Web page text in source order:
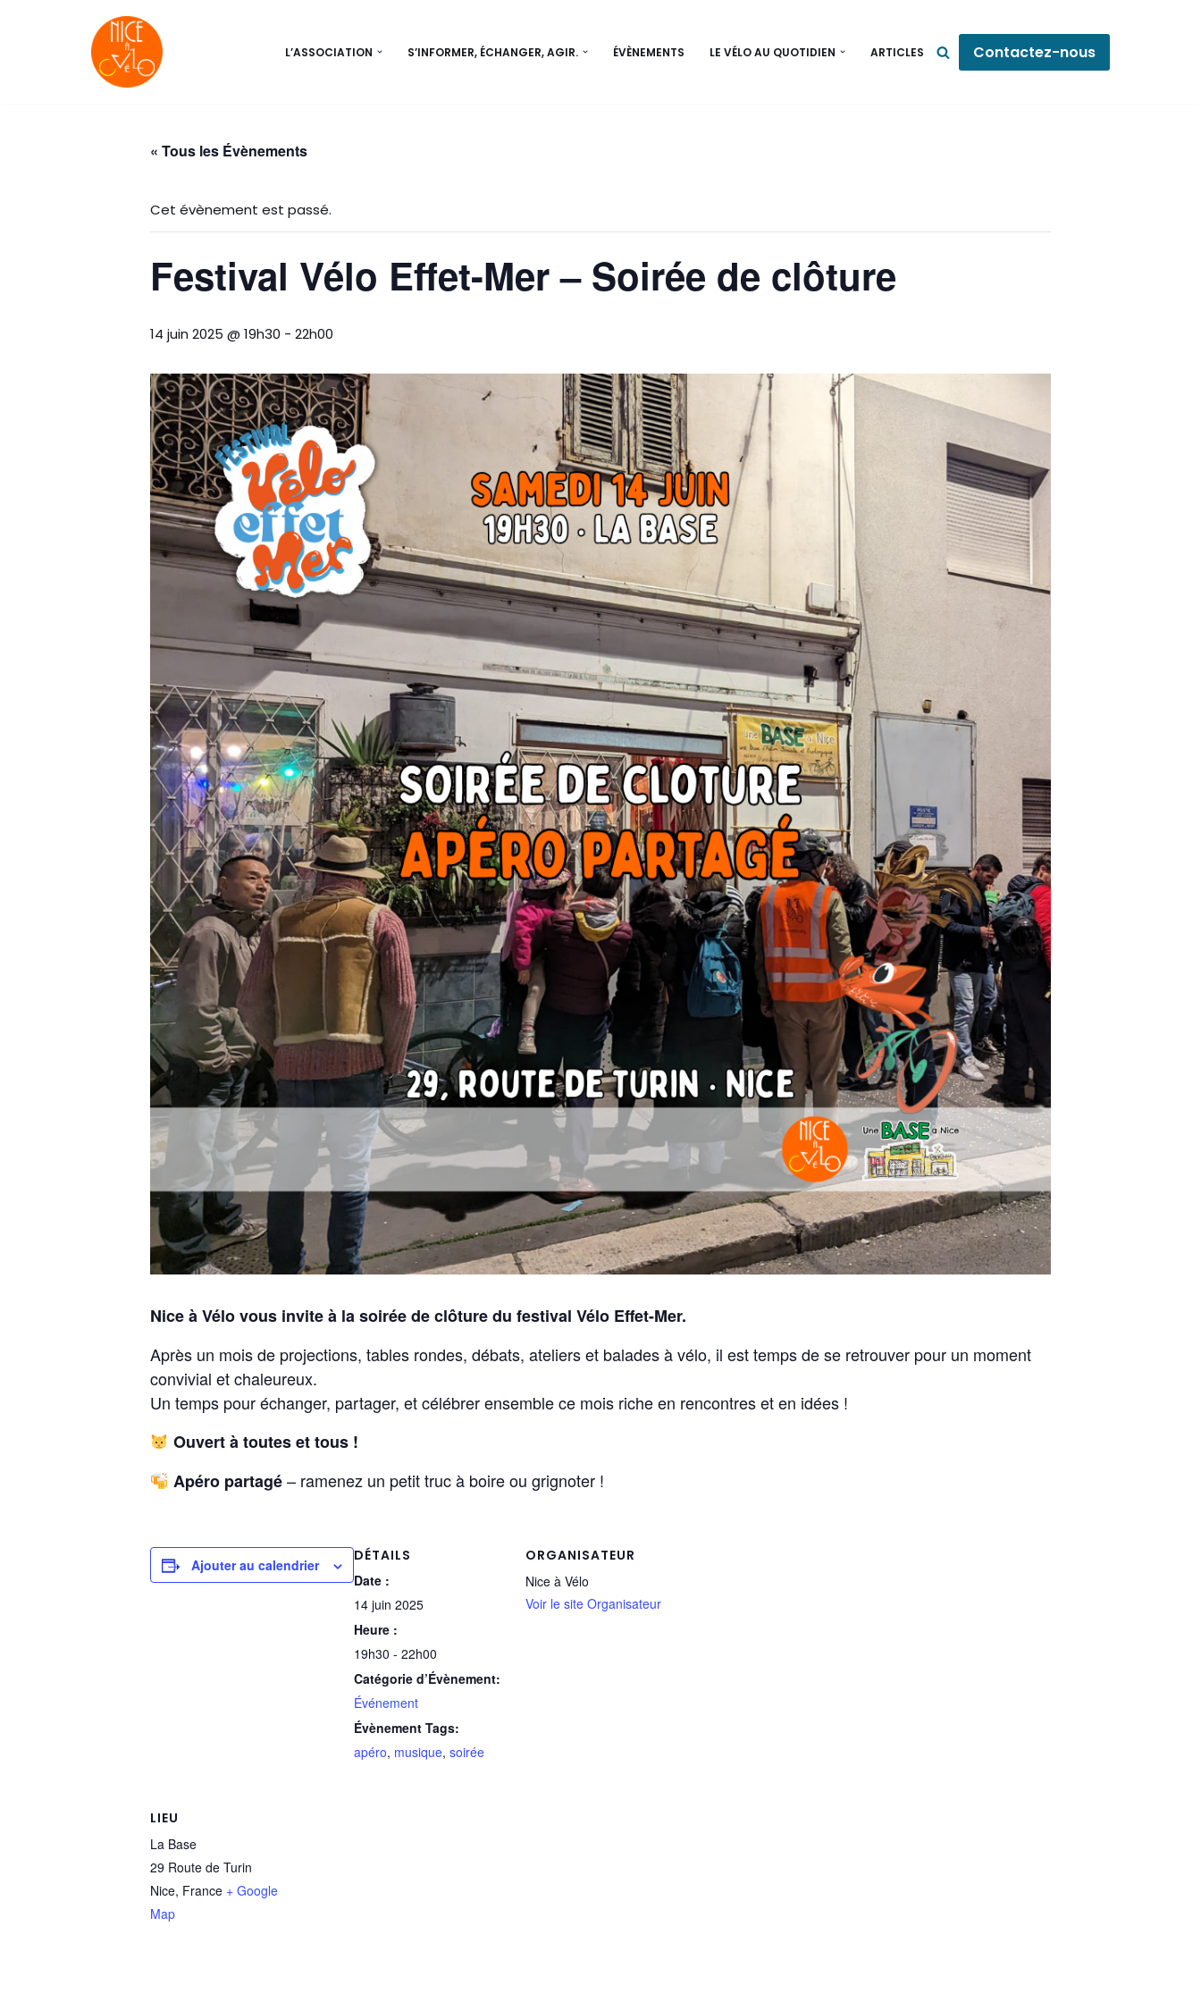
L’ASSOCIATION S’INFORMER, ÉCHANGER, AGIR. ÉVÈNEMENTS LE VÉLO AU QUOTIDIEN ARTICLES Contactez-nous
« Tous les Évènements
Cet évènement est passé.
Festival Vélo Effet-Mer – Soirée de clôture
14 juin 2025 @ 19h30 - 22h00
Nice à Vélo vous invite à la soirée de clôture du festival Vélo Effet-Mer.
Après un mois de projections, tables rondes, débats, ateliers et balades à vélo, il est temps de se retrouver pour un moment
convivial et chaleureux.
Un temps pour échanger, partager, et célébrer ensemble ce mois riche en rencontres et en idées !
Ouvert à toutes et tous !
Apéro partagé– ramenez un petit truc à boire ou grignoter !
Ajouter au calendrier
DÉTAILS
Date :
14 juin 2025
Heure :
19h30 - 22h00
Catégorie d’Évènement:
Événement
Évènement Tags:
apéro, musique, soirée
ORGANISATEUR
Nice à Vélo
Voir le site Organisateur
LIEU
La Base
29 Route de Turin
Nice, France + Google
Map